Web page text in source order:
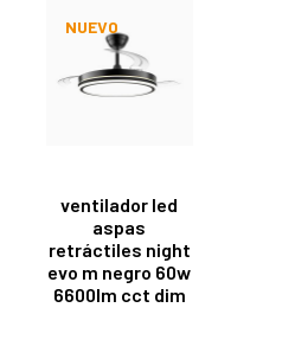
ventilador led
aspas
retráctiles night
evo m negro 60w
6600lm cct dim
NUEVO